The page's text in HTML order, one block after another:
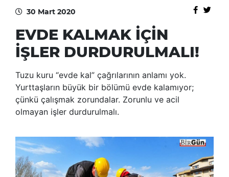
30 Mart 2020
EVDE KALMAK İÇİN
İŞLER DURDURULMALI!
Tuzu kuru “evde kal” çağrılarının anlamı yok.
Yurttaşların büyük bir bölümü evde kalamıyor;
çünkü çalışmak zorundalar. Zorunlu ve acil
olmayan işler durdurulmalı.